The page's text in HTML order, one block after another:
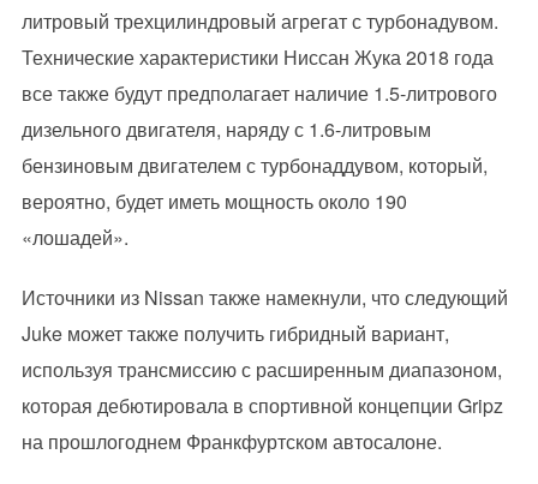
литровый трехцилиндровый агрегат с турбонадувом.
Технические характеристики Ниссан Жука 2018 года
все также будут предполагает наличие 1.5-литрового
дизельного двигателя, наряду с 1.6-литровым
бензиновым двигателем с турбонаддувом, который,
вероятно, будет иметь мощность около 190
«лошадей».
Источники из Nissan также намекнули, что следующий
Juke может также получить гибридный вариант,
используя трансмиссию с расширенным диапазоном,
которая дебютировала в спортивной концепции Gripz
на прошлогоднем Франкфуртском автосалоне.